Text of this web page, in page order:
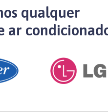
qualquer
ar